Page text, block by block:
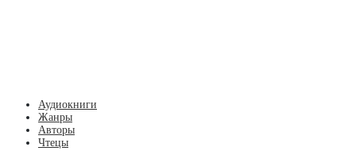
Аудиокниги
Жанры
Авторы
Чтецы